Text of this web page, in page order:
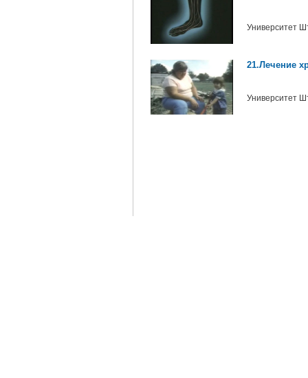
Университет
21.Лечение
Университет